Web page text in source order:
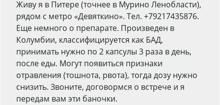
Живу я в Питере (точнее в Мурино Ленобласти),
рядом с метро «Девяткино». Тел. +79217435876.
Еще немного о препарате. Произведен в
Колумбии, классифицируется как БАД,
принимать нужно по 2 капсулы 3 раза в день,
после еды. Могут появиться признаки
отравления (тошнота, рвота), тогда дозу нужно
снизить. Звоните, договормся о встрече и я
передам вам эти баночки.